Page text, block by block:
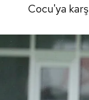
Cocu'ya